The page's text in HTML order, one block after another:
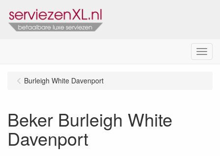
Menu
Burleigh White Davenport
Beker Burleigh White
Davenport